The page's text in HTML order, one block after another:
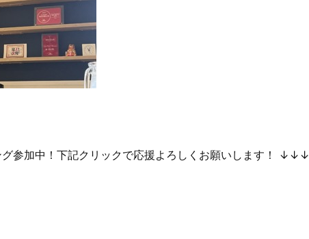
参加中！下記クリックで応援よろしくお願いします！ ↓↓↓